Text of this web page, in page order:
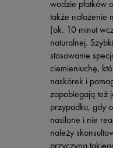
wodzie płatków
także nałożenie
(ok. 10 minut
naturalnej.
stosowanie
ciemieniuchę,
naskórek i
zapobiegają też
przypadku, gdy
nasilone i nie
należy
przyczyna